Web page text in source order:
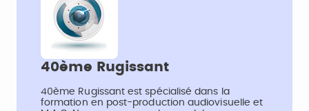
40ème Rugissant
40ème Rugissant est spécialisé dans la
formation en post-production audiovisuelle et